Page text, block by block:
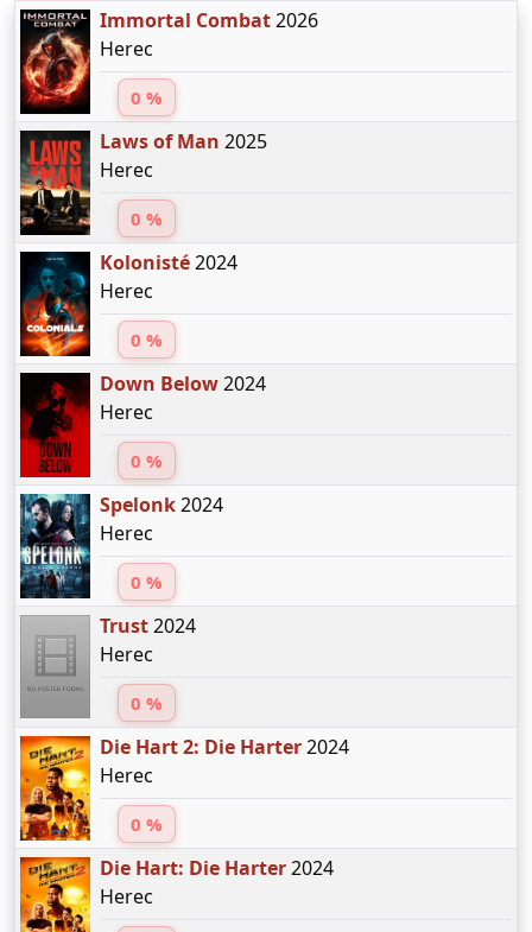
Immortal Combat2026
Herec
0 %
Laws of Man 2025
Herec
0 %
Kolonisté2024
Herec
0 %
Down Below2024
Herec
0 %
Spelonk2024
Herec
0 %
Trust2024
Herec
0 %
Die Hart 2: Die Harter2024
Herec
0 %
Die Hart: Die Harter2024
Herec